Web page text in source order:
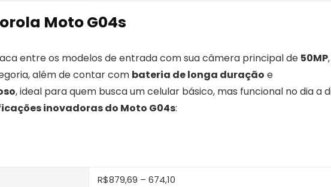
Moto G04s
entre os modelos de entrada com sua câmera principal de 50MP,
além de contar com bateria de longa duração e
, ideal para quem busca um celular básico, mas funcional no dia a
inovadoras do Moto G04s:
R$879,69 – 674,10